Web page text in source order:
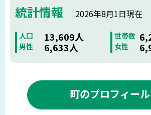
統計情報 2026年8月1日現在
人口 13,609人 世帯数
男性 6,633人 女性
町のプロフィール